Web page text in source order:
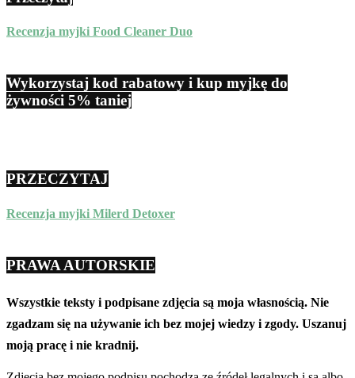
Recenzja myjki Food Cleaner Duo
Wykorzystaj kod rabatowy i kup myjkę do
żywności 5% taniej
PRZECZYTAJ
Recenzja myjki Milerd Detoxer
PRAWA AUTORSKIE
Wszystkie teksty i podpisane zdjęcia są moja własnością. Nie
zgadzam się na używanie ich bez mojej wiedzy i zgody. Uszanuj
moją pracę i nie kradnij.